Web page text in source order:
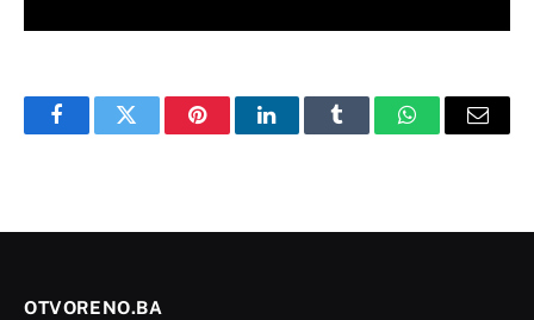
FacebookTwitter PinterestLinkedInTumblr WhatsAppEmail
OTVORENO.BA